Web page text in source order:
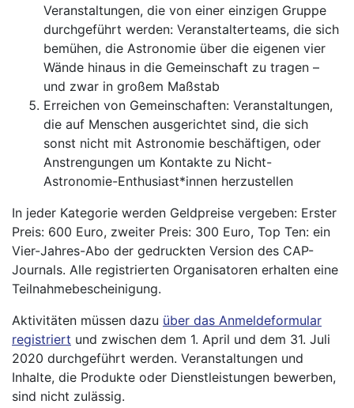
Veranstaltungen, die von einer einzigen Gruppe
durchgeführt werden: Veranstalterteams, die sich
bemühen, die Astronomie über die eigenen vier
Wände hinaus in die Gemeinschaft zu tragen –
und zwar in großem Maßstab
Erreichen von Gemeinschaften: Veranstaltungen,
die auf Menschen ausgerichtet sind, die sich
sonst nicht mit Astronomie beschäftigen, oder
Anstrengungen um Kontakte zu Nicht-
Astronomie-Enthusiast*innen herzustellen
In jeder Kategorie werden Geldpreise vergeben: Erster
Preis: 600 Euro, zweiter Preis: 300 Euro, Top Ten: ein
Vier-Jahres-Abo der gedruckten Version des CAP-
Journals. Alle registrierten Organisatoren erhalten eine
Teilnahmebescheinigung.
Aktivitäten müssen dazu über das Anmeldeformular
registriert und zwischen dem 1. April und dem 31. Juli
2020 durchgeführt werden. Veranstaltungen und
Inhalte, die Produkte oder Dienstleistungen bewerben,
sind nicht zulässig.